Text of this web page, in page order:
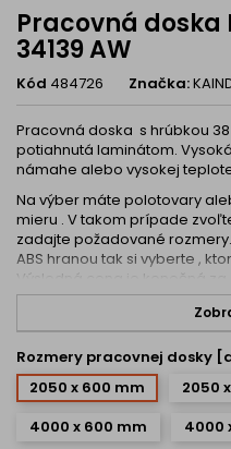
Pracovná doska
34139 AW
Kód 484726 Značka:
Pracovná doska s hrúbkou
potiahnutá laminátom.
námahe alebo vysokej
Na výber máte polotovary
mieru . V takom prípade
zadajte požadované
ABS hranou tak si vyberte ,
Výsledná cena je konečná
objednať.
Narezané dosky budú
technológií. Upozorňujeme ,
objednávku následne ju nie
vrátiť a zároveň dosky na
ale len bankovým prevodom
V prípade výberu bez
Rozmery pracovnej dosky
2050 x 600 mm
2050
4000 x 600 mm
4000